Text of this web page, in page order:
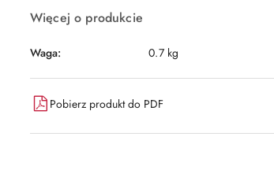
Więcej o produkcie
Waga: 0.7 kg
Pobierz produkt do PDF